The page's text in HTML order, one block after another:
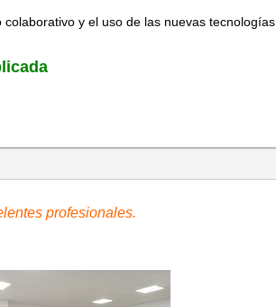
y el uso de las nuevas tecnologías.
profesionales.